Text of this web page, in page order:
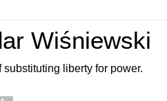
Wiśniewski
liberty for power.